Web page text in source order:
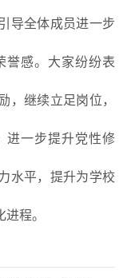
导全体成员进一步
誉感。大家纷纷表
，继续立足岗位，
进一步提升党性修
水平，提升为学校
程。